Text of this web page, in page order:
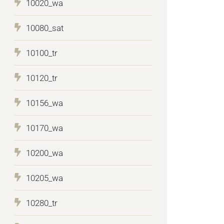
10020_wa
10080_sat
10100_tr
10120_tr
10156_wa
10170_wa
10200_wa
10205_wa
10280_tr